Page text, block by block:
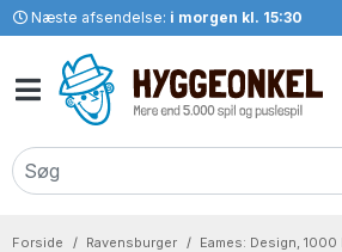
Næste afsendelse: i morgen kl. 15:30
Forside Ravensburger Eames: Design, 1000